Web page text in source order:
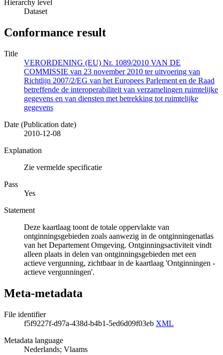
Hierarchy level
Dataset
Conformance result
Title
VERORDENING (EU) Nr. 1089/2010 VAN DE
COMMISSIE van 23 november 2010 ter uitvoering van
Richtlijn 2007/2/EG van het Europees Parlement en de Raad
betreffende de interoperabiliteit van verzamelingen ruimtelijke
gegevens en van diensten met betrekking tot ruimtelijke
gegevens
Date (Publication date)
2010-12-08
Explanation
Zie vermelde specificatie
Pass
Yes
Statement
Deze kaartlaag toont de totale oppervlakte van
ontginningsgebieden zoals aanwezig in de ontginningenatlas
van het Departement Omgeving. Ontginningsactiviteit vindt
alleen plaats in delen van ontginningsgebieden met een
actieve vergunning, zichtbaar in de kaartlaag 'Ontginningen -
actieve vergunningen'.
Meta-metadata
File identifier
f5f9227f-d97a-438d-b4b1-5ed6d09f03eb XML
Metadata language
Nederlands; Vlaams